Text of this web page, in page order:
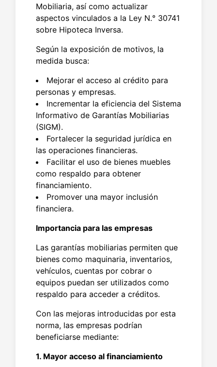
Mobiliaria, así como actualizar
aspectos vinculados a la Ley N.° 30741
sobre Hipoteca Inversa.
Según la exposición de motivos, la
medida busca:
Mejorar el acceso al crédito para
personas y empresas.
Incrementar la eficiencia del Sistema
Informativo de Garantías Mobiliarias
(SIGM).
Fortalecer la seguridad jurídica en
las operaciones financieras.
Facilitar el uso de bienes muebles
como respaldo para obtener
financiamiento.
Promover una mayor inclusión
financiera.
Importancia para las empresas
Las garantías mobiliarias permiten que
bienes como maquinaria, inventarios,
vehículos, cuentas por cobrar o
equipos puedan ser utilizados como
respaldo para acceder a créditos.
Con las mejoras introducidas por esta
norma, las empresas podrían
beneficiarse mediante:
1. Mayor acceso al financiamiento